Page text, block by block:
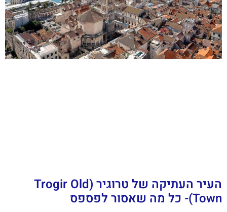
העיר העתיקה של טרוגיר (Trogir Old
Town)- כל מה שאסור לפספס